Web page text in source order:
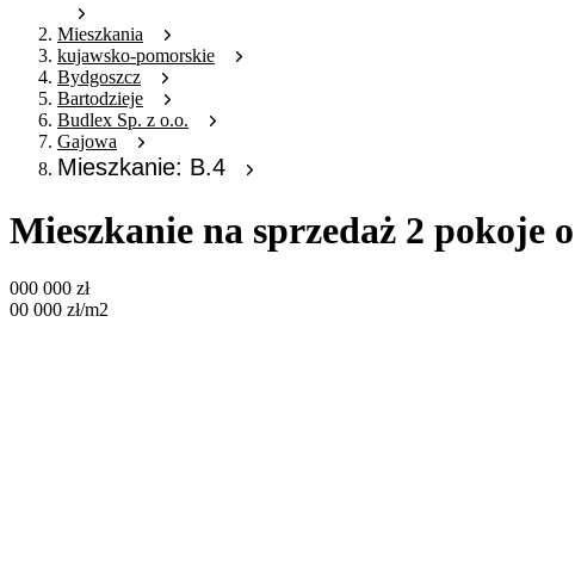
Mieszkania
kujawsko-pomorskie
Bydgoszcz
Bartodzieje
Budlex Sp. z o.o.
Gajowa
Mieszkanie: B.4
Mieszkanie na sprzedaż 2 pokoje
000 000 zł
00 000 zł/m2